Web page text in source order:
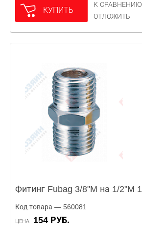
КУПИТЬ
К СРАВНЕНИЮ
ОТЛОЖИТЬ
Фитинг Fubag 3/8"M на 1/2"M
Код товара — 560081
ЦЕНА 154 РУБ.